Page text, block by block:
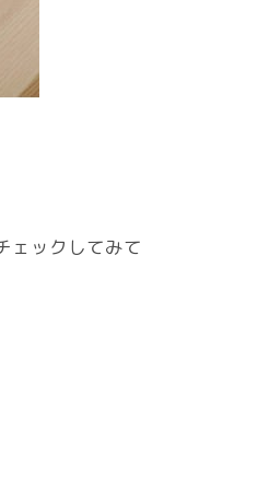
ェックしてみて